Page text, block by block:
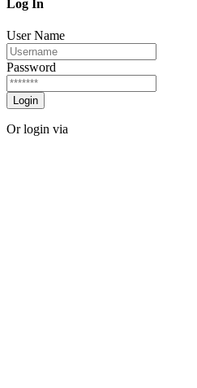
Log In
User Name
Password
Login
Or login via